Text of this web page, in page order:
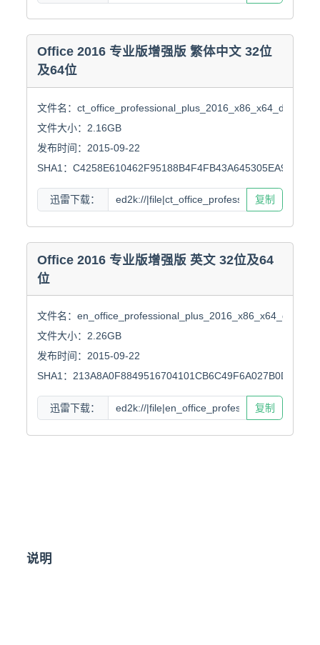
Office 2016 专业版增强版 繁体中文 32位
及64位
文件名：
文件大小：2.16GB
发布时间：2015-09-22
SHA1：C4258E610462F95188B4F4FB43A645305EA919E9
迅雷下载： 复制
Office 2016 专业版增强版 英文 32位及64
位
文件名：
文件大小：2.26GB
发布时间：2015-09-22
SHA1：213A8A0F8849516704101CB6C49F6A027B0D6D5F
迅雷下载： 复制
说明